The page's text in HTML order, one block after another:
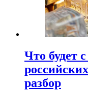
Что будет
разбор